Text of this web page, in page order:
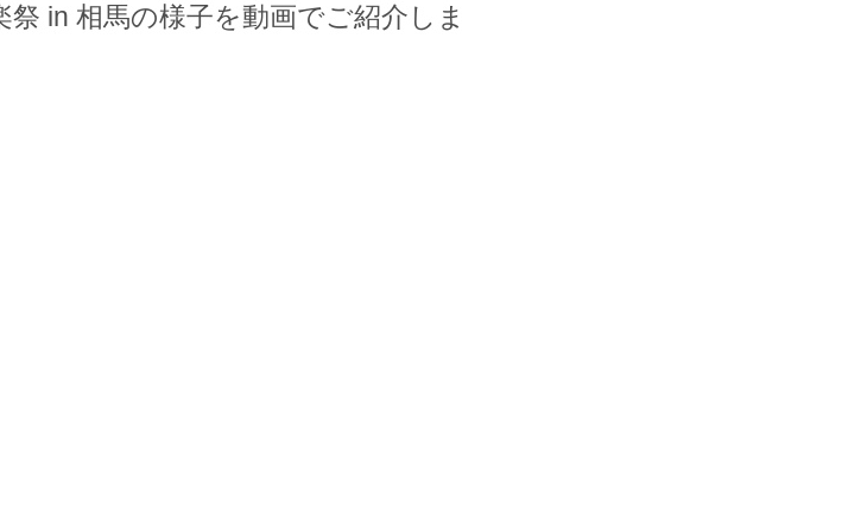
in 相馬の様子を動画でご紹介しま